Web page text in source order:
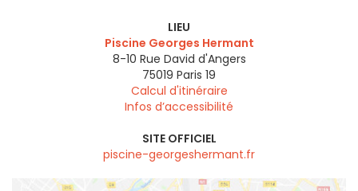
LIEU
Piscine Georges Hermant
8-10 Rue David d'Angers
75019 Paris 19
Calcul d'itinéraire
Infos d’accessibilité
SITE OFFICIEL
piscine-georgeshermant.fr